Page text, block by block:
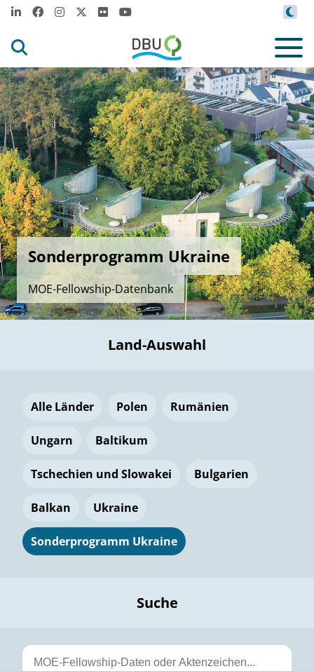
Sonderprogramm Ukraine
MOE-Fellowship-Datenbank
Land-Auswahl
Alle Länder Polen Rumänien
Ungarn Baltikum
Tschechien und Slowakei Bulgarien
Balkan Ukraine
Sonderprogramm Ukraine
Suche